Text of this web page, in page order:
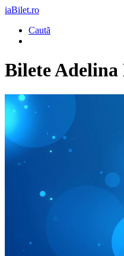
iaBilet.ro
Caută
BileteAdelina